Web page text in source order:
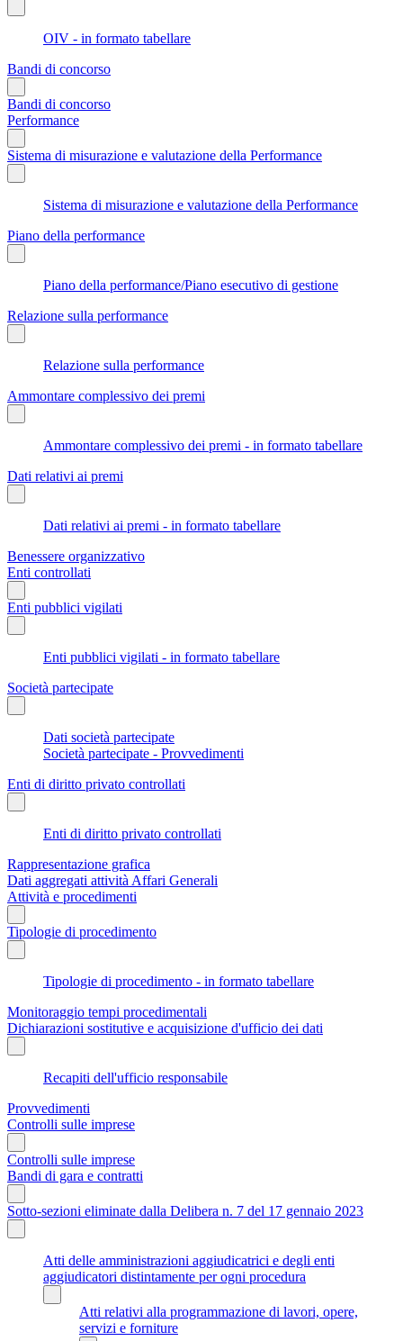
OIV - in formato tabellare
Bandi di concorso
Bandi di concorso
Performance
Sistema di misurazione e valutazione della Performance
Sistema di misurazione e valutazione della Performance
Piano della performance
Piano della performance/Piano esecutivo di gestione
Relazione sulla performance
Relazione sulla performance
Ammontare complessivo dei premi
Ammontare complessivo dei premi - in formato tabellare
Dati relativi ai premi
Dati relativi ai premi - in formato tabellare
Benessere organizzativo
Enti controllati
Enti pubblici vigilati
Enti pubblici vigilati - in formato tabellare
Società partecipate
Dati società partecipate
Società partecipate - Provvedimenti
Enti di diritto privato controllati
Enti di diritto privato controllati
Rappresentazione grafica
Dati aggregati attività Affari Generali
Attività e procedimenti
Tipologie di procedimento
Tipologie di procedimento - in formato tabellare
Monitoraggio tempi procedimentali
Dichiarazioni sostitutive e acquisizione d'ufficio dei dati
Recapiti dell'ufficio responsabile
Provvedimenti
Controlli sulle imprese
Controlli sulle imprese
Bandi di gara e contratti
Sotto-sezioni eliminate dalla Delibera n. 7 del 17 gennaio 2023
Atti delle amministrazioni aggiudicatrici e degli enti
aggiudicatori distintamente per ogni procedura
Atti relativi alla programmazione di lavori, opere,
servizi e forniture